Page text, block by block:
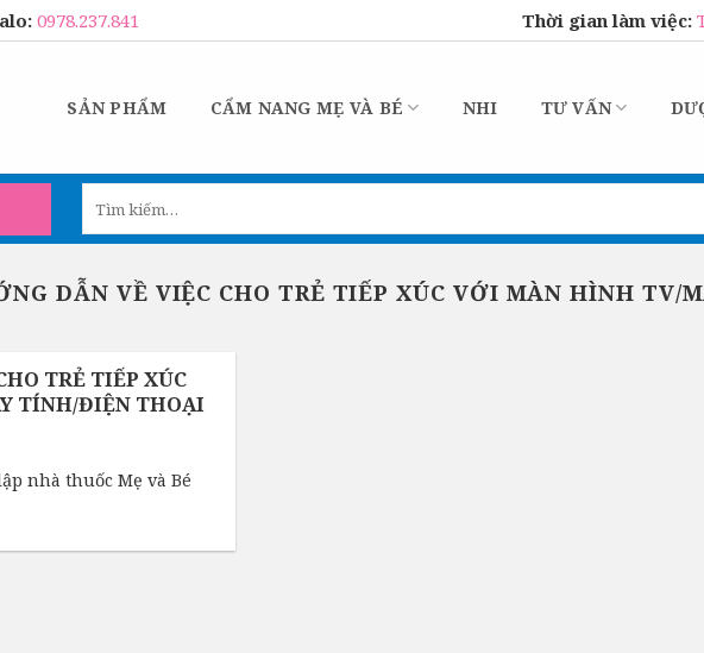
0978.237.841 Thời gian làm việc:
SẢN PHẨM CẨM NANG MẸ VÀ BÉ NHI TƯ VẤN
kiếm:
DẪN VỀ VIỆC CHO TRẺ TIẾP XÚC VỚI MÀN HÌNH TV/
TRẺ TIẾP XÚC
TÍNH/ĐIỆN THOẠI
nhà thuốc Mẹ và Bé